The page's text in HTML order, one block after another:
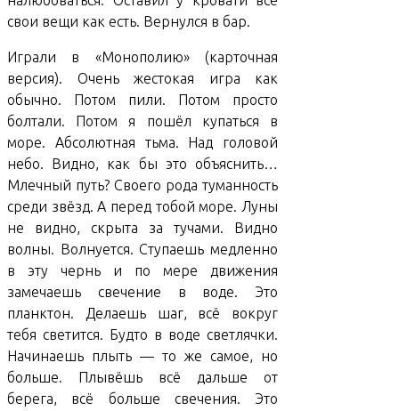
свои вещи как есть. Вернулся в бар.
Играли в «Монополию» (карточная
версия). Очень жестокая игра как
обычно. Потом пили. Потом просто
болтали. Потом я пошёл купаться в
море. Абсолютная тьма. Над головой
небо. Видно, как бы это объяснить…
Млечный путь? Своего рода туманность
среди звёзд. А перед тобой море. Луны
не видно, скрыта за тучами. Видно
волны. Волнуется. Ступаешь медленно
в эту чернь и по мере движения
замечаешь свечение в воде. Это
планктон. Делаешь шаг, всё вокруг
тебя светится. Будто в воде светлячки.
Начинаешь плыть — то же самое, но
больше. Плывёшь всё дальше от
берега, всё больше свечения. Это